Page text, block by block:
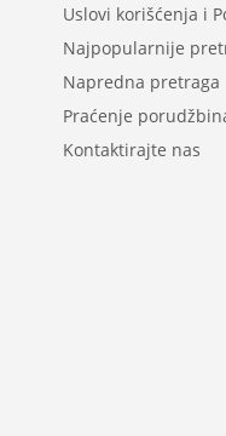
Uslovi korišćenja i
Najpopularnije
Napredna pretraga
Praćenje
Kontaktirajte nas